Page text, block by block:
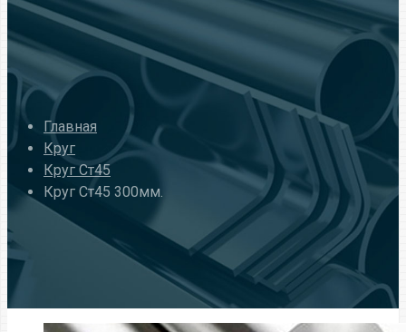
Главная
Круг
Круг Ст45
Круг Ст45 300мм.